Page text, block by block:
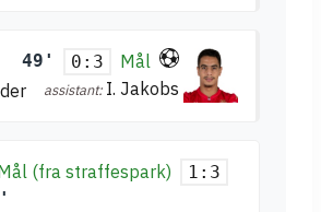
49' 0:3
Mål
assistant: I. Jakobs
(fra straffespark)
1:3